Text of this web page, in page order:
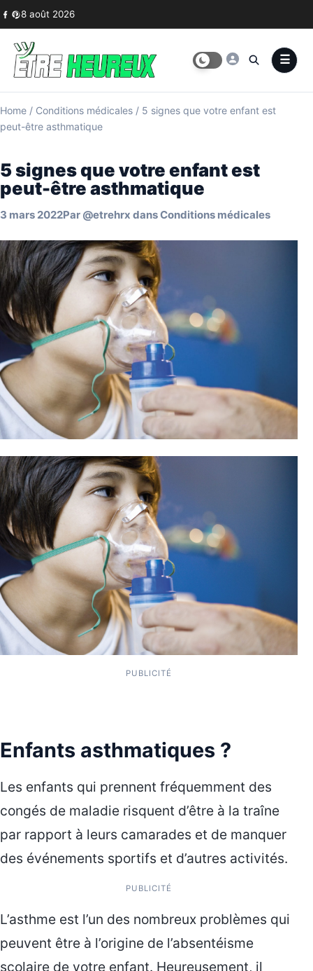
Skip to content
8 août 2026
Home / Conditions médicales / 5 signes que votre enfant est
peut-être asthmatique
5 signes que votre enfant est
peut-être asthmatique
3 mars 2022Par @etrehrx dansConditions médicales
PUBLICITÉ
Enfants asthmatiques ?
Les enfants qui prennent fréquemment des
congés de maladie risquent d’être à la traîne
par rapport à leurs camarades et de manquer
des événements sportifs et d’autres activités.
PUBLICITÉ
L’asthme est l’un des nombreux problèmes qui
peuvent être à l’origine de l’absentéisme
scolaire de votre enfant. Heureusement, il